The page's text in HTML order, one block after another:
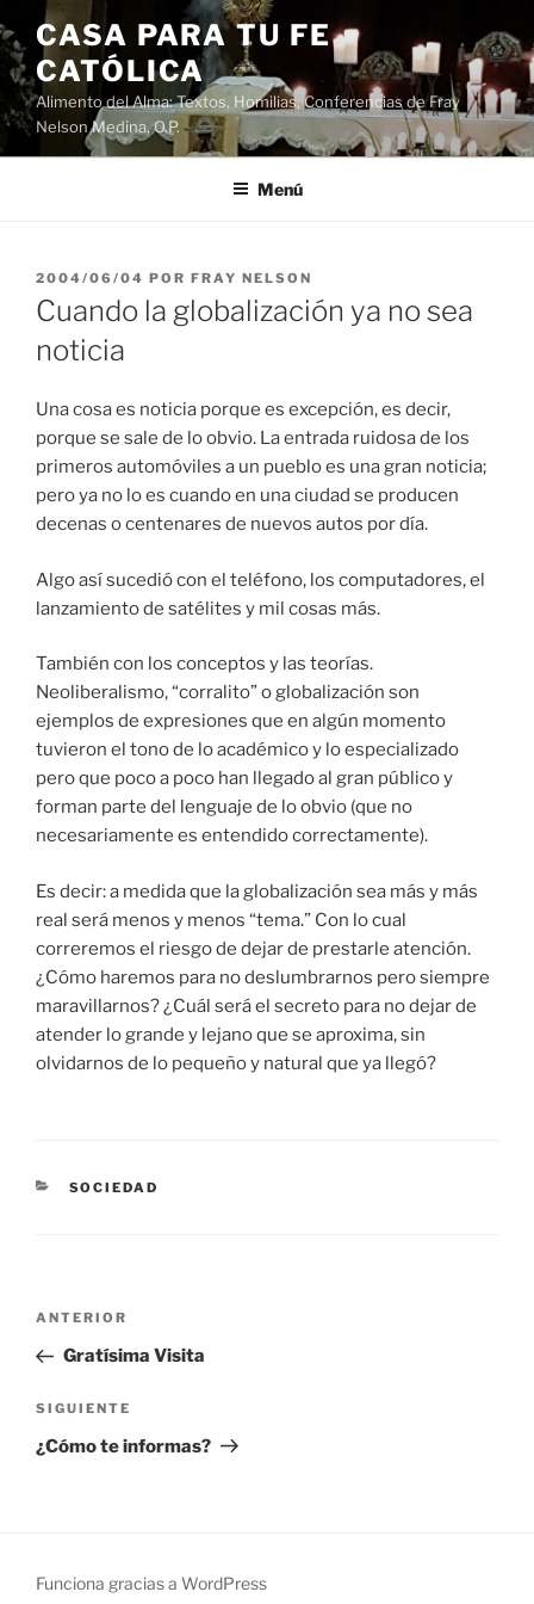
Saltar
al
contenido
CASA PARA TU FE
CATÓLICA
Alimento del Alma: Textos, Homilias, Conferencias de Fray
Nelson Medina, O.P.
Menú
PUBLICADO
EL
2004/06/04 POR FRAY NELSON
Cuando la globalización ya no sea
noticia
Una cosa es noticia porque es excepción, es decir,
porque se sale de lo obvio. La entrada ruidosa de los
primeros automóviles a un pueblo es una gran noticia;
pero ya no lo es cuando en una ciudad se producen
decenas o centenares de nuevos autos por día.
Algo así sucedió con el teléfono, los computadores, el
lanzamiento de satélites y mil cosas más.
También con los conceptos y las teorías.
Neoliberalismo, “corralito” o globalización son
ejemplos de expresiones que en algún momento
tuvieron el tono de lo académico y lo especializado
pero que poco a poco han llegado al gran público y
forman parte del lenguaje de lo obvio (que no
necesariamente es entendido correctamente).
Es decir: a medida que la globalización sea más y más
real será menos y menos “tema.” Con lo cual
correremos el riesgo de dejar de prestarle atención.
¿Cómo haremos para no deslumbrarnos pero siempre
maravillarnos? ¿Cuál será el secreto para no dejar de
atender lo grande y lejano que se aproxima, sin
olvidarnos de lo pequeño y natural que ya llegó?
CATEGORÍAS
SOCIEDAD
Navegación
entradas
Entrada
anterior:
ANTERIOR
Gratísima Visita
Siguiente
entrada
SIGUIENTE
¿Cómo te informas?
Funciona gracias a WordPress